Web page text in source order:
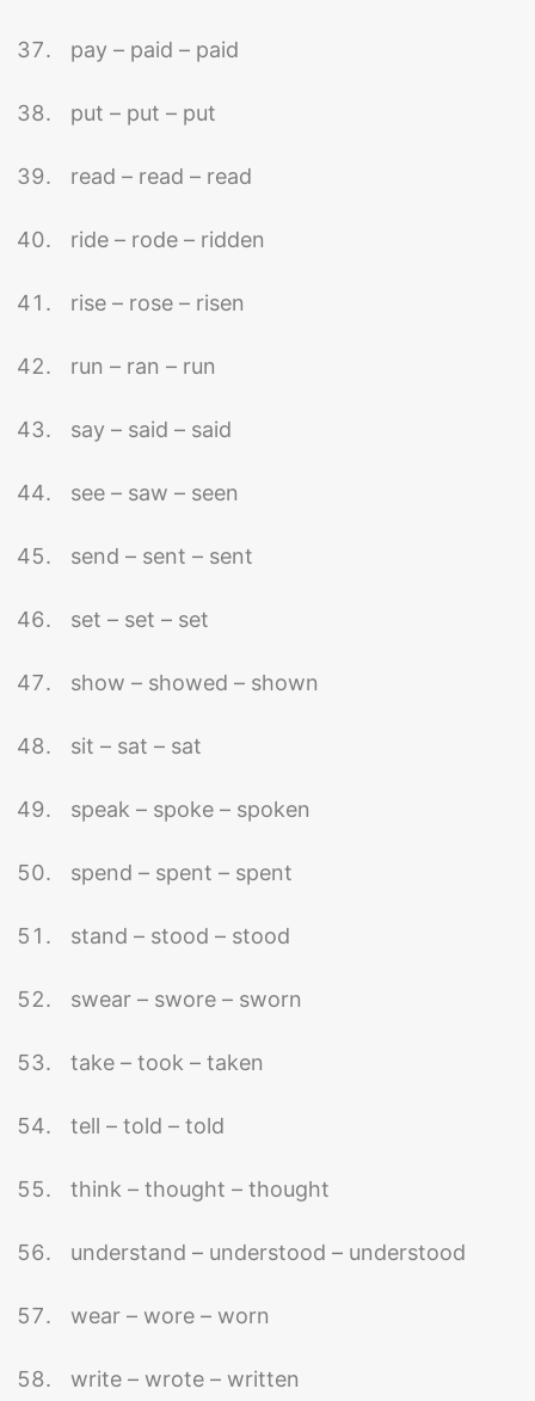
pay – paid – paid
put – put – put
read – read – read
ride – rode – ridden
rise – rose – risen
run – ran – run
say – said – said
see – saw – seen
send – sent – sent
set – set – set
show – showed – shown
sit – sat – sat
speak – spoke – spoken
spend – spent – spent
stand – stood – stood
swear – swore – sworn
take – took – taken
tell – told – told
think – thought – thought
understand – understood – understood
wear – wore – worn
write – wrote – written